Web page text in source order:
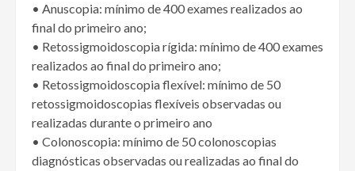
• Anuscopia: mínimo de 400 exames realizados ao
final do primeiro ano;
• Retossigmoidoscopia rígida: mínimo de 400 exames
realizados ao final do primeiro ano;
• Retossigmoidoscopia flexível: mínimo de 50
retossigmoidoscopias flexíveis observadas ou
realizadas durante o primeiro ano
• Colonoscopia: mínimo de 50 colonoscopias
diagnósticas observadas ou realizadas ao final do